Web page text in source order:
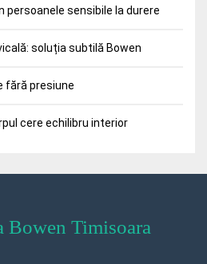
persoanele sensibile la durere
soluția subtilă Bowen
fără presiune
cere echilibru interior
Bowen Timisoara